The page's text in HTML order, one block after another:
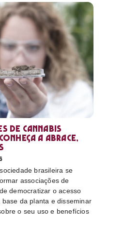
de cannabis
a Abrace,
brasileira se
associações de
democratizar o acesso
da planta e disseminar
o seu uso e benefícios